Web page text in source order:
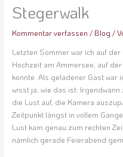
Stegerwalk
Kommentar verfassen /Blog/
Letzten Sommer war ich auf
Hochzeit am Ammersee, auf
konnte. Als geladener Gast war
wisst ja, wie das ist:
die Lust auf, die Kamera
Zeitpunkt längst in vollem
Lust kam genau zum rechten
nämlich gerade Feierabend